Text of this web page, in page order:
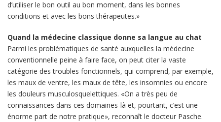
d’utiliser le bon outil au bon moment, dans les bonnes
conditions et avec les bons thérapeutes.»
Quand la médecine classique donne sa langue au chat
Parmi les problématiques de santé auxquelles la médecine
conventionnelle peine à faire face, on peut citer la vaste
catégorie des troubles fonctionnels, qui comprend, par exemple,
les maux de ventre, les maux de tête, les insomnies ou encore
les douleurs musculosquelettiques. «On a très peu de
connaissances dans ces domaines-là et, pourtant, c’est une
énorme part de notre pratique», reconnaît le docteur Pasche.